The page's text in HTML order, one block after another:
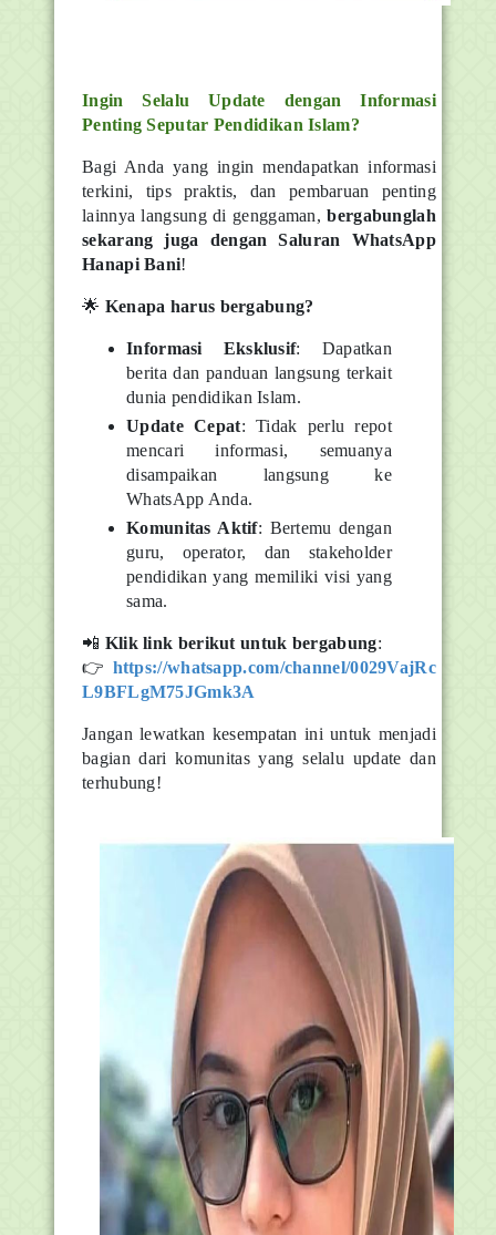
Ingin Selalu Update dengan Informasi
Penting Seputar Pendidikan Islam?
Bagi Anda yang ingin mendapatkan informasi
terkini, tips praktis, dan pembaruan penting
lainnya langsung di genggaman,bergabunglah
sekarang juga dengan Saluran WhatsApp
Hanapi Bani!
🌟 Kenapa harus bergabung?
Informasi Eksklusif: Dapatkan
berita dan panduan langsung terkait
dunia pendidikan Islam.
Update Cepat: Tidak perlu repot
mencari informasi, semuanya
disampaikan langsung ke
WhatsApp Anda.
Komunitas Aktif: Bertemu dengan
guru, operator, dan stakeholder
pendidikan yang memiliki visi yang
sama.
📲 Klik link berikut untuk bergabung:
👉 https://whatsapp.com/channel/0029VajRc
L9BFLgM75JGmk3A
Jangan lewatkan kesempatan ini untuk menjadi
bagian dari komunitas yang selalu update dan
terhubung!